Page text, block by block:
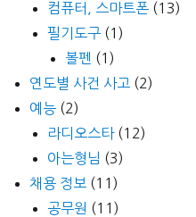
컴퓨터, 스마트폰 (13)
필기도구 (1)
볼펜 (1)
연도별 사건 사고 (2)
예능 (2)
라디오스타(12)
아는형님 (3)
채용 정보 (11)
공무원 (11)